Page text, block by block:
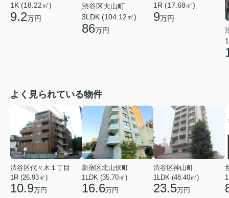
1K (18.22㎡)
9.2万円
渋谷区大山町
3LDK (104.12㎡)
86万円
1R (17.68㎡)
9万円
よく見られている物件
渋谷区代々木１丁目
1R (26.93㎡)
10.9万円
新宿区北山伏町
1LDK (35.70㎡)
16.6万円
渋谷区神山町
1LDK (48.40㎡)
23.5万円